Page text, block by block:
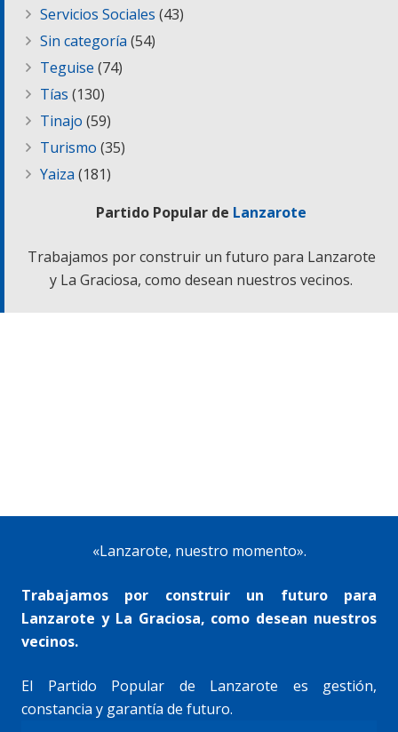
Servicios Sociales (43)
Sin categoría (54)
Teguise (74)
Tías (130)
Tinajo (59)
Turismo (35)
Yaiza (181)
Partido Popular de Lanzarote
Trabajamos por construir un futuro para Lanzarote
y La Graciosa, como desean nuestros vecinos.
«Lanzarote, nuestro momento».
Trabajamos por construir un futuro para
Lanzarote y La Graciosa, como desean nuestros
vecinos.
El Partido Popular de Lanzarote es gestión,
constancia y garantía de futuro.